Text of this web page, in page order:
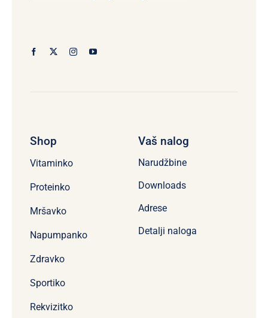
Shop
Vitaminko
Proteinko
Mršavko
Napumpanko
Zdravko
Sportiko
Rekvizitko
Vaš nalog
Narudžbine
Downloads
Adrese
Detalji naloga